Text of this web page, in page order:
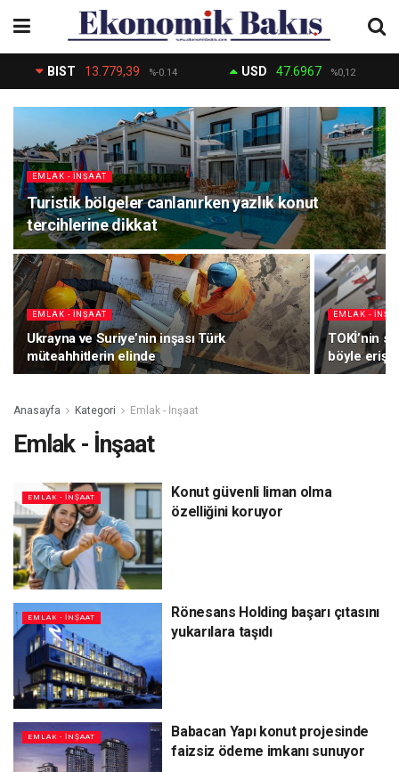
BIST 13.779,39 %-0.14 USD 47.6967 %0,12
EMLAK - İNŞAAT
Turistik bölgeler canlanırken yazlık konut
tercihlerine dikkat
EMLAK - İNŞAAT
Ukrayna ve Suriye’nin inşası Türk
müteahhitlerin elinde
EMLAK -
TOKİ’nin
böyle
Anasayfa Kategori Emlak - İnşaat
Emlak - İnşaat
EMLAK - İNŞAAT
Konut güvenli liman olma
özelliğini koruyor
EMLAK - İNŞAAT
Rönesans Holding başarı çıtasını
yukarılara taşıdı
EMLAK - İNŞAAT
Babacan Yapı konut projesinde
faizsiz ödeme imkanı sunuyor